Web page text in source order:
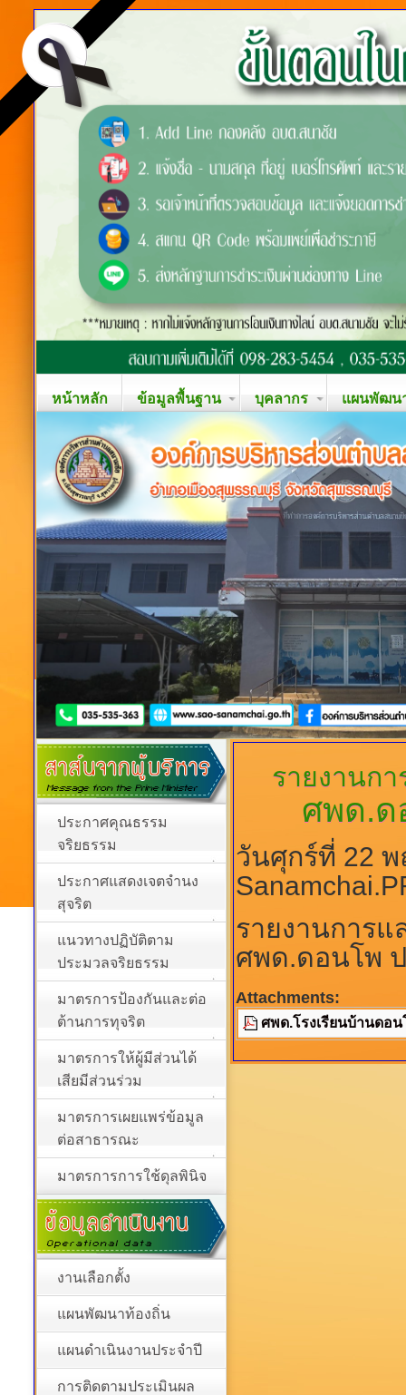
หน้าหลัก ข้อมูลพื้นฐาน บุคลากร แผนพัฒน
รายงานก
ศพด.ด
วันศุกร์ที่ 22
รายงานการแ
ศพด.ดอนโพ
Attachments:
ศพด.โรงเรียนบ้านดอ
ประกาศคุณธรรม
จริยธรรม
ประกาศแสดงเจตจำนง
สุจริต
แนวทางปฏิบัติตาม
ประมวลจริยธรรม
มาตรการป้องกันและต่อ
ต้านการทุจริต
มาตรการให้ผู้มีส่วนได้
เสียมีส่วนร่วม
มาตรการเผยแพร่ข้อมูล
ต่อสาธารณะ
มาตรการการใช้ดุลพินิจ
งานเลือกตั้ง
แผนพัฒนาท้องถิ่น
แผนดำเนินงานประจำปี
การติดตามประเมินผล